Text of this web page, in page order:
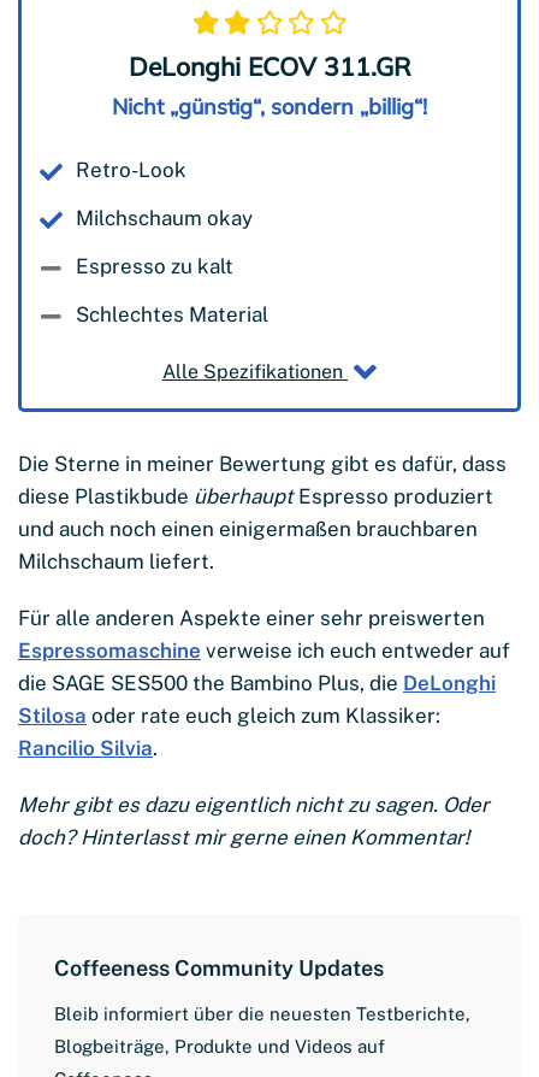
DeLonghi ECOV 311.GR
Nicht „günstig“, sondern „billig“!
Retro-Look
Milchschaum okay
Espresso zu kalt
Schlechtes Material
Alle Spezifikationen
Die Sterne in meiner Bewertung gibt es dafür, dass
diese Plastikbude überhaupt Espresso produziert
und auch noch einen einigermaßen brauchbaren
Milchschaum liefert.
Für alle anderen Aspekte einer sehr preiswerten
Espressomaschine verweise ich euch entweder auf
die SAGE SES500 the Bambino Plus, die DeLonghi
Stilosa oder rate euch gleich zum Klassiker:
Rancilio Silvia.
Mehr gibt es dazu eigentlich nicht zu sagen. Oder
doch? Hinterlasst mir gerne einen Kommentar!
Coffeeness Community Updates
Bleib informiert über die neuesten Testberichte,
Blogbeiträge, Produkte und Videos auf